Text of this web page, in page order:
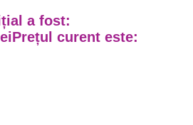
a fost:
leiPrețul curent este: